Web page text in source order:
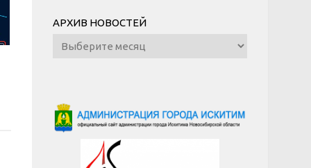
АРХИВ НОВОСТЕЙ
Архив
новостей